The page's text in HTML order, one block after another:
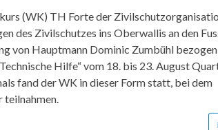
(WK) TH Forte der
des Zivilschutzes ins Oberwallis an den
von Hauptmann Dominic Zumbühl
Hilfe“ vom 18. bis 23. August
fand der WK in dieser Form statt, bei dem